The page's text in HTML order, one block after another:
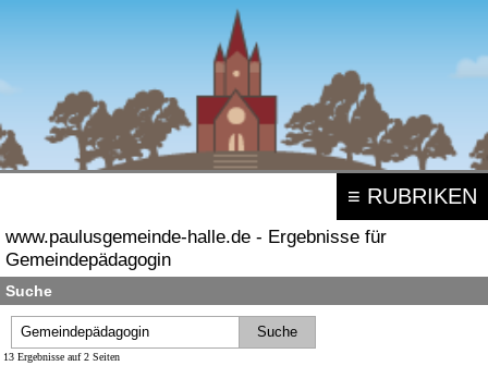
≡ RUBRIKEN
www.paulusgemeinde-halle.de - Ergebnisse für
Gemeindepädagogin
Suche
13 Ergebnisse auf 2 Seiten